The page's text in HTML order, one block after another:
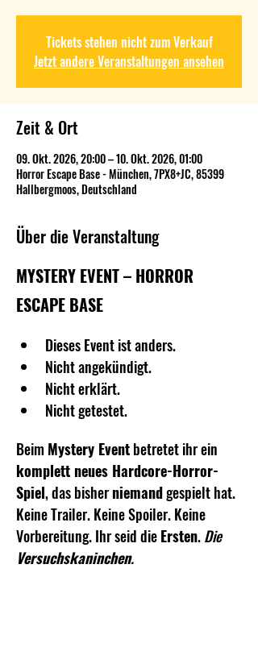
Tickets stehen nicht zum Verkauf
Jetzt andere Veranstaltungen ansehen
Zeit & Ort
09. Okt. 2026, 20:00 – 10. Okt. 2026, 01:00
Horror Escape Base - München, 7PX8+JC, 85399
Hallbergmoos, Deutschland
Über die Veranstaltung
MYSTERY EVENT – HORROR
ESCAPE BASE
Dieses Event ist anders.
Nicht angekündigt.
Nicht erklärt.
Nicht getestet.
Beim Mystery Event betretet ihr ein
komplett neues Hardcore-Horror-
Spiel, das bisher niemand gespielt hat.
Keine Trailer. Keine Spoiler. Keine
Vorbereitung. Ihr seid die Ersten. Die
Versuchskaninchen.